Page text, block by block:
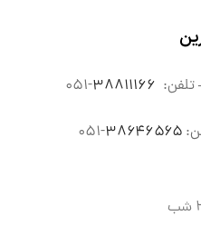
تلفن: ۳۸۸۱۱۱۶۶-۰۵۱
۳۸۶۴۶۵۶۵-۰۵۱